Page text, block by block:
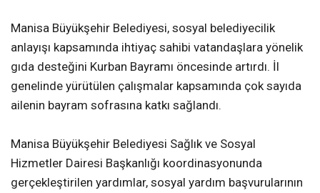
Manisa Büyükşehir Belediyesi, sosyal belediyecilik
anlayışı kapsamında ihtiyaç sahibi vatandaşlara yönelik
gıda desteğini Kurban Bayramı öncesinde artırdı. İl
genelinde yürütülen çalışmalar kapsamında çok sayıda
ailenin bayram sofrasına katkı sağlandı.
Manisa Büyükşehir Belediyesi Sağlık ve Sosyal
Hizmetler Dairesi Başkanlığı koordinasyonunda
gerçekleştirilen yardımlar, sosyal yardım başvurularının